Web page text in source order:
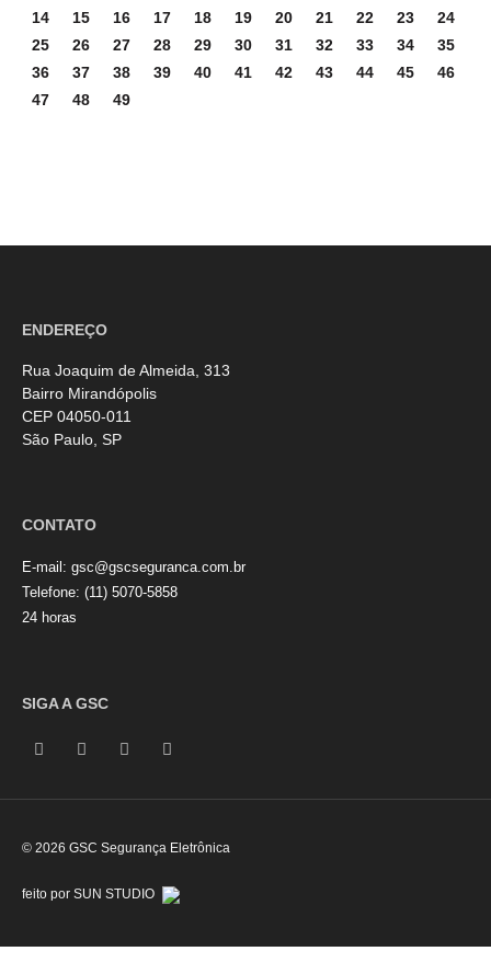
14
15 16 17 18 19 20 21 22 23
24
25
26 27 28 29 30 31 32 33 34
35
36
37 38 39 40 41 42 43 44 45
46
47
48 49
ENDEREÇO
Rua Joaquim de Almeida, 313
Bairro Mirandópolis
CEP 04050-011
São Paulo, SP
CONTATO
E-mail: gsc@gscseguranca.com.br
Telefone: (11) 5070-5858
24 horas
SIGA A GSC
© 2026 GSC Segurança Eletrônica
feito por SUN STUDIO